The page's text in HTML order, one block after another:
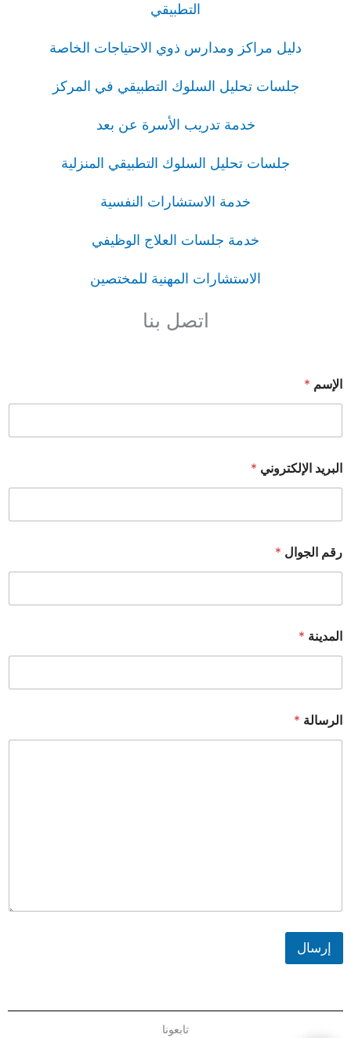
التطبيقي
دليل مراكز ومدارس ذوي الاحتياجات الخاصة
جلسات تحليل السلوك التطبيقي في المركز
خدمة تدريب الأسرة عن بعد
جلسات تحليل السلوك التطبيقي المنزلية
خدمة الاستشارات النفسية
خدمة جلسات العلاج الوظيفي
الاستشارات المهنية للمختصين
اتصل بنا
الإسم *
البريد الإلكتروني *
رقم الجوال *
المدينة *
الرسالة *
إرسال
تابعونا